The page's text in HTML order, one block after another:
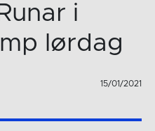
i
lørdag
15/01/2021